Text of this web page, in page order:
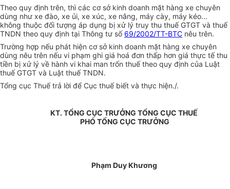
Theo quy định trên, thì các cơ sở kinh doanh mặt hàng xe chuyên
dùng như xe đào, xe ủi, xe xúc, xe nâng, máy cày, máy kéo...
không thuộc đối tượng áp dụng bị xử lý truy thu thuế GTGT và thuế
TNDN theo quy định tại Thông tư số 69/2002/TT-BTC nêu trên.
Trường hợp nếu phát hiện cơ sở kinh doanh mặt hàng xe chuyên
dùng nêu trên nếu vi phạm ghi giá hoá đơn thấp hơn giá thực tế thu
tiền bị xử lý về hành vi khai man trốn thuế theo quy định của Luật
thuế GTGT và Luật thuế TNDN.
Tổng cục Thuế trả lời để Cục thuế biết và thực hiện./.
KT. TỔNG CỤC TRƯỞNG TỔNG CỤC THUẾ
PHÓ TỔNG CỤC TRƯỞNG
Phạm Duy Khương